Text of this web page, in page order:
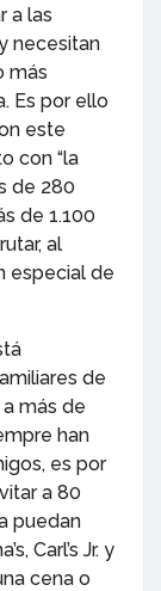
a las
necesitan
más
Es por ello
este
con “la
de 280
de 1.100
al
especial de
de
a más de
han
es por
a 80
puedan
Carl’s Jr. y
cena o